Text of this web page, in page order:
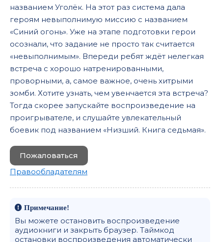
названием Уголёк. На этот раз система дала
героям невыполнимую миссию с названием
«Синий огонь». Уже на этапе подготовки герои
осознали, что задание не просто так считается
«невыполнимым». Впереди ребят ждёт нелегкая
встреча с хорошо натренированными,
проворными, а, самое важное, очень хитрыми
зомби. Хотите узнать, чем увенчается эта встреча?
Тогда скорее запускайте воспроизведение на
проигрывателе, и слушайте увлекательный
боевик под названием «Низший. Книга седьмая».
Пожаловаться
Правообладателям
Примечание!
Вы можете остановить воспроизведение
аудиокниги и закрыть браузер. Таймкод
остановки воспроизведения автоматически